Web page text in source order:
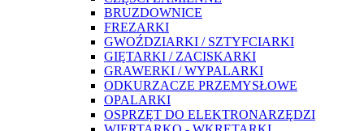
BRUZDOWNICE
FREZARKI
GWOŹDZIARKI / SZTYFCIARKI
GIĘTARKI / ZACISKARKI
GRAWERKI / WYPALARKI
ODKURZACZE PRZEMYSŁOWE
OPALARKI
OSPRZĘT DO ELEKTRONARZĘDZI